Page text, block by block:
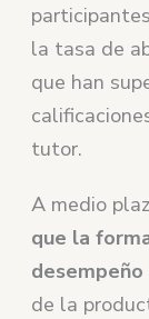
la tasa de
que han
tutor.
A medio
que la
de la